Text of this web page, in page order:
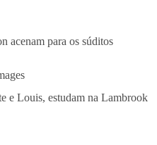
acenam para os súditos